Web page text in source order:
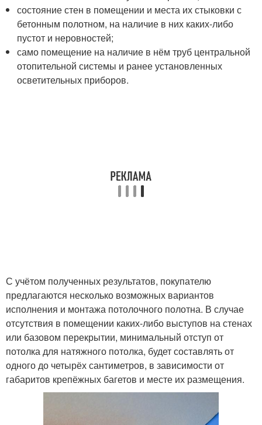
состояние стен в помещении и места их стыковки с
бетонным полотном, на наличие в них каких-либо
пустот и неровностей;
само помещение на наличие в нём труб центральной
отопительной системы и ранее установленных
осветительных приборов.
С учётом полученных результатов, покупателю
предлагаются несколько возможных вариантов
исполнения и монтажа потолочного полотна. В случае
отсутствия в помещении каких-либо выступов на стенах
или базовом перекрытии, минимальный отступ от
потолка для натяжного потолка, будет составлять от
одного до четырёх сантиметров, в зависимости от
габаритов крепёжных багетов и месте их размещения.